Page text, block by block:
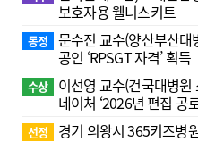
보호자용 웰니스키트
동정
문수진 교수( 양산부산
공인 ‘RPSGT 자격’ 획득
수상
이선영 교수(건국대병원
네이처 ‘2026년 편집 공
선정 경기 의왕시 365키즈병